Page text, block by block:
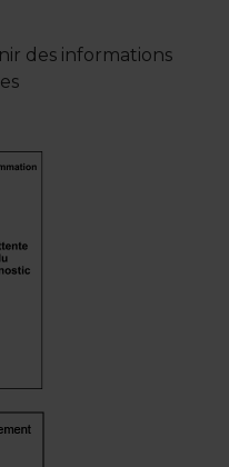
des informations